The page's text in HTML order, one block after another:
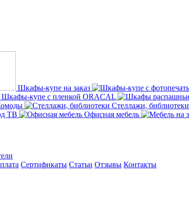
Шкафы-купе на заказ
Шкафы-купе с пленкой ORACAL
Стеллажи, библиотеки
ТВ Офисная мебель
Сертификаты Статьи Отзывы Контакты